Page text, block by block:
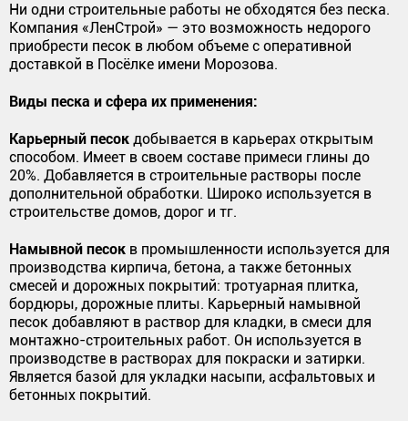
Ни одни строительные работы не обходятся без песка.
Компания «ЛенСтрой» — это возможность недорого
приобрести песок в любом объеме с оперативной
доставкой в Посёлке имени Морозова.
Виды песка и сфера их применения:
Карьерный песок добывается в карьерах открытым
способом. Имеет в своем составе примеси глины до
20%. Добавляется в строительные растворы после
дополнительной обработки. Широко используется в
строительстве домов, дорог и тг.
Намывной песок в промышленности используется для
производства кирпича, бетона, а также бетонных
смесей и дорожных покрытий: тротуарная плитка,
бордюры, дорожные плиты. Карьерный намывной
песок добавляют в раствор для кладки, в смеси для
монтажно-строительных работ. Он используется в
производстве в растворах для покраски и затирки.
Является базой для укладки насыпи, асфальтовых и
бетонных покрытий.